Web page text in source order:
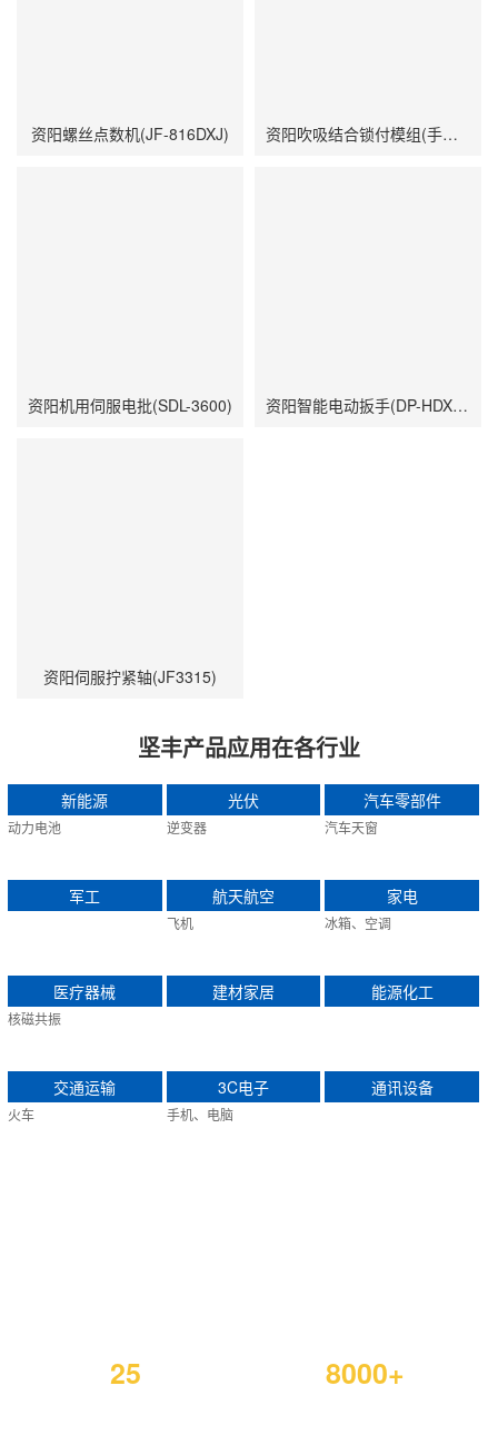
资阳螺丝点数机(JF-816DXJ) 资阳吹吸结合锁付模组(手持智能电批DP-HDXL-008-W搭载阶梯式自动送钉机)
资阳机用伺服电批(SDL-3600) 资阳智能电动扳手(DP-HDXL-008-K)
资阳伺服拧紧轴(JF3315)
坚丰产品应用在各行业
新能源
动力电池
光伏
逆变器
汽车零部件
汽车天窗
军工 航天航空
飞机
家电
冰箱、空调
医疗器械
核磁共振
建材家居 能源化工
交通运输
火车
3C电子
手机、电脑
通讯设备
25 8000+